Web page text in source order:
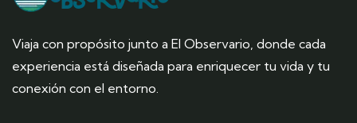
Viaja con propósito junto a El Observario, donde cada
experiencia está diseñada para enriquecer tu vida y tu
conexión con el entorno.